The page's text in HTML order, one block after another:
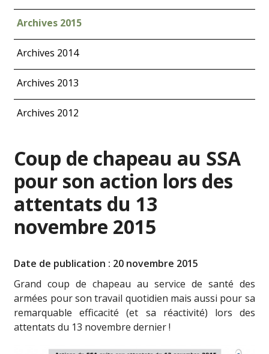
Archives 2015
Archives 2014
Archives 2013
Archives 2012
Coup de chapeau au SSA
pour son action lors des
attentats du 13
novembre 2015
Date de publication : 20 novembre 2015
Grand coup de chapeau au service de santé des
armées pour son travail quotidien mais aussi pour sa
remarquable efficacité (et sa réactivité) lors des
attentats du 13 novembre dernier !